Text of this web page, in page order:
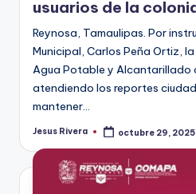
usuarios de la
Reynosa, Tamaulipas. Por
Municipal, Carlos Peña Ortiz,
Agua Potable y Alcantarillado
atendiendo los reportes
mantener…
Publicado
Jesus Rivera octubre 29, 2025